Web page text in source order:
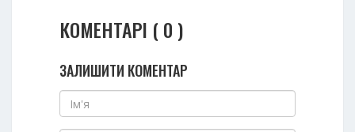
КОМЕНТАРІ ( 0 )
ЗАЛИШИТИ КОМЕНТАР